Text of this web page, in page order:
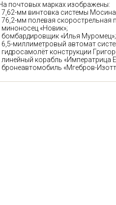
почтовых марках изображены:
7,62-мм винтовка системы
76,2-мм полевая скорострельная
миноносец «Новик»;
бомбардировщик «Илья Муромец»;
6,5-миллиметровый автомат
гидросамолёт конструкции
линейный корабль «Императрица
бронеавтомобиль «Мгебров-